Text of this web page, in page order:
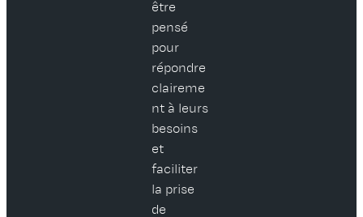
être
pensé
pour
répondre
claireme
nt à leurs
besoins
et
faciliter
la prise
de